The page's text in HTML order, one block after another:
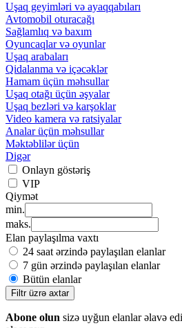
Uşaq geyimləri və ayaqqabıları
Avtomobil oturacağı
Sağlamlıq və baxım
Oyuncaqlar və oyunlar
Uşaq arabaları
Qidalanma və içəcəklər
Hamam üçün məhsullar
Uşaq otağı üçün əşyalar
Uşaq bezləri və karşoklar
Video kamera və ratsiyalar
Analar üçün məhsullar
Məktəblilər üçün
Digər
Onlayn göstəriş
VIP
Qiymət
min.
maks.
Elan paylaşılma vaxtı
24 saat ərzində paylaşılan elanlar
7 gün ərzində paylaşılan elanlar
Bütün elanlar
Filtr üzrə axtar
Abone olun sizə uyğun elanlar əlavə